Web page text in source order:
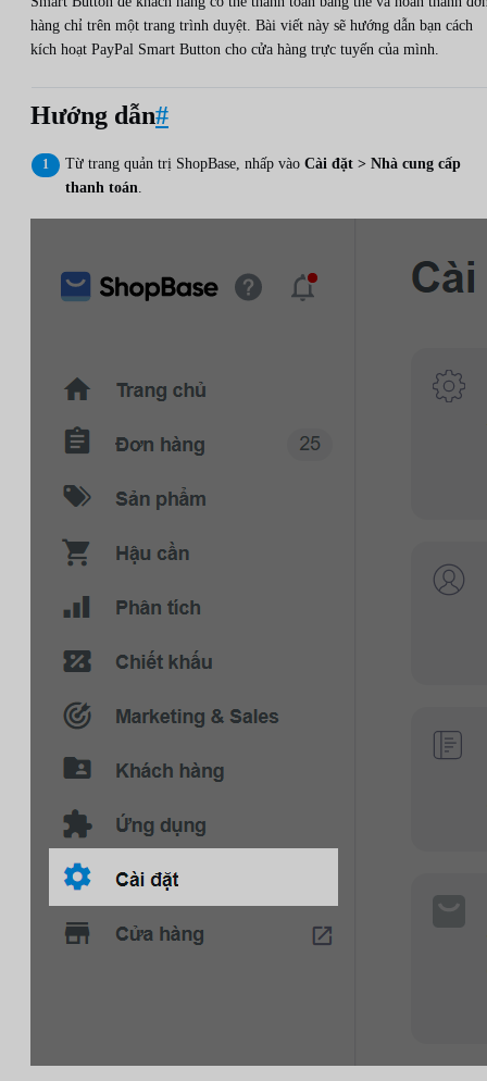
hàng chỉ trên một trang trình duyệt. Bài viết này sẽ hướng dẫn bạn cách
kích hoạt PayPal Smart Button cho cửa hàng trực tuyến của mình.
Hướng dẫn#
Từ trang quản trị ShopBase, nhấp vào Cài đặt > Nhà cung cấp
thanh toán